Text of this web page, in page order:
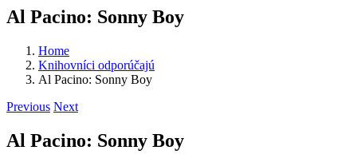
Al Pacino: Sonny Boy
Home
Knihovníci odporúčajú
Al Pacino: Sonny Boy
Previous Next
Al Pacino: Sonny Boy